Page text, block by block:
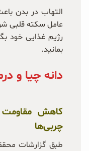
التهاب در بدن
عامل سکته قلبی
رژیم غذایی خود
بمانید.
دانه چیا و
کاهش مقاومت
چربی‌ها
طبق گزارشات